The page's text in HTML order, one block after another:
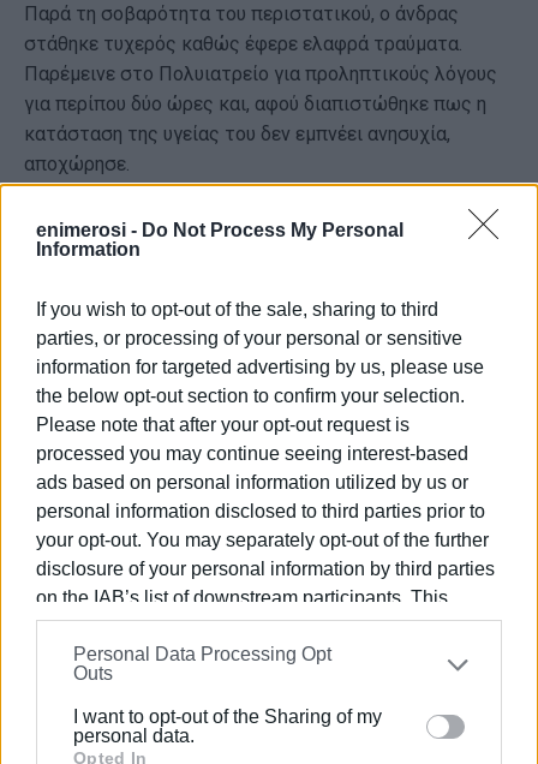
enimerosi - Do Not Process My Personal
Information
If you wish to opt-out of the sale, sharing to third
parties, or processing of your personal or sensitive
information for targeted advertising by us, please use
the below opt-out section to confirm your selection.
Please note that after your opt-out request is
processed you may continue seeing interest-based
ads based on personal information utilized by us or
personal information disclosed to third parties prior to
your opt-out. You may separately opt-out of the further
disclosure of your personal information by third parties
on the IAB’s list of downstream participants. This
information may also be disclosed by us to third parties
on theIAB’s List of Downstream Participants
that may
further disclose it to other third parties.
Please note that this website/app uses one or more
Google services and may gather and store information
Personal Data Processing Opt
Outs
I want to opt-out of the Sharing of my
personal data.
Opted In
Παρά τη σοβαρότητα του περιστατικού, ο άνδρας
στάθηκε τυχερός καθώς έφερε ελαφρά τραύματα.
Παρέμεινε στο Πολυιατρείο για προληπτικούς λόγους
για περίπου δύο ώρες και, αφού διαπιστώθηκε πως η
κατάσταση της υγείας του δεν εμπνέει ανησυχία,
αποχώρησε.
ΕΛΕΝΗ ΚΟΡΩΝΑΚΗ
Εργάζεται στις Εκδόσεις Ενημέρωση από το
1990 σε θέσεις υψηλής ευθύνης. Ειδικεύεται στις
δημόσιες σχέσεις, το ελεύθερο και το
καλλιτεχνικό ρεπορτάζ.